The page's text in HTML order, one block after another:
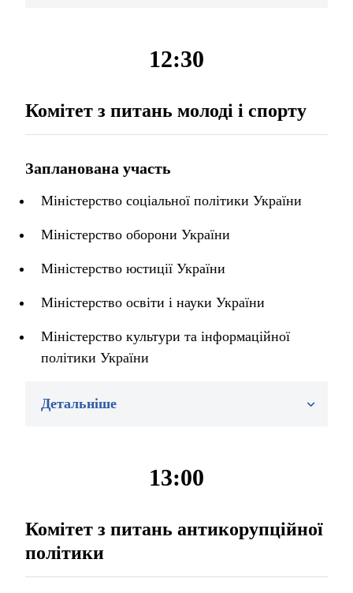
12:30
Комітет з питань молоді і спорту
Запланована участь
Міністерство соціальної політики України
Міністерство оборони України
Міністерство юстиції України
Міністерство освіти і науки України
Міністерство культури та інформаційної
політики України
Детальніше
13:00
Комітет з питань антикорупційної
політики